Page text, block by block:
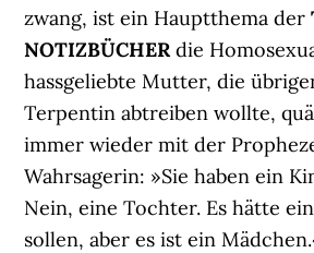
zwang, ist ein Hauptthema der
NOTIZBÜCHERdie
hassgeliebte Mutter, die
Terpentin abtreiben wollte,
immer wieder mit der
Wahrsagerin: »Sie haben ein
Nein, eine Tochter. Es hätte
sollen, aber es ist ein